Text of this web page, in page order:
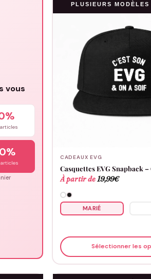
vous
PLUSIEURS
CADEAUX EVG
Casquettes EVG Snapback –
À partir de19,99€
MARIÉ
Sélectionner les